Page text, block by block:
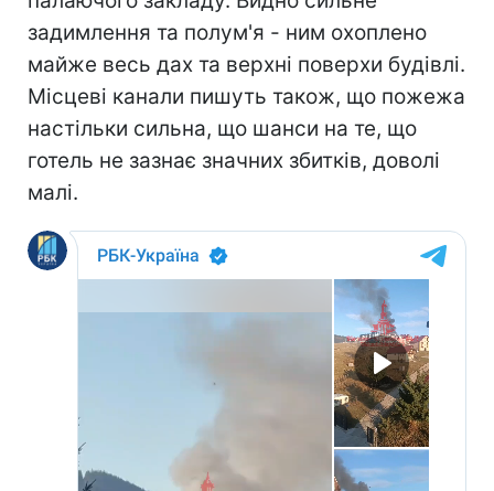
задимлення та полум'я - ним охоплено
майже весь дах та верхні поверхи будівлі.
Місцеві канали пишуть також, що пожежа
настільки сильна, що шанси на те, що
готель не зазнає значних збитків, доволі
малі.